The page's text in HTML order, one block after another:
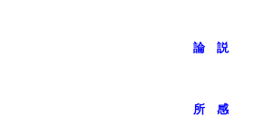
論 説
所 感